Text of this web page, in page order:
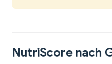
NutriScore nach